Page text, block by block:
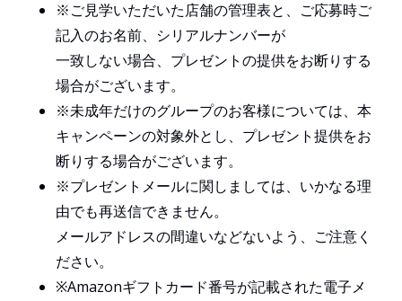
※ご見学いただいた店舗の管理表と、ご応募時ご
記入のお名前、シリアルナンバーが
一致しない場合、プレゼントの提供をお断りする
場合がございます。
※未成年だけのグループのお客様については、本
キャンペーンの対象外とし、プレゼント提供をお
断りする場合がございます。
※プレゼントメールに関しましては、いかなる理
由でも再送信できません。​
メールアドレスの間違いなどないよう、ご注意く
ださい。
※Amazonギフトカード番号が記載された電子メ